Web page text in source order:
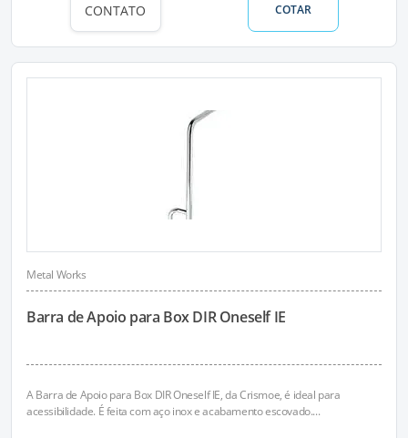
CONTATO COTAR
Metal Works
Barra de Apoio para Box DIR Oneself IE
A Barra de Apoio para Box DIR Oneself IE, da Crismoe, é ideal para
acessibilidade. É feita com aço inox e acabamento escovado....